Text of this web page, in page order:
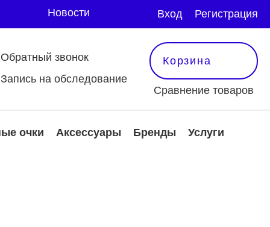
Новости Вход Регистрация
Обратный звонок
Запись на обследование
Корзина
Сравнение товаров
очки Аксессуары Бренды Услуги